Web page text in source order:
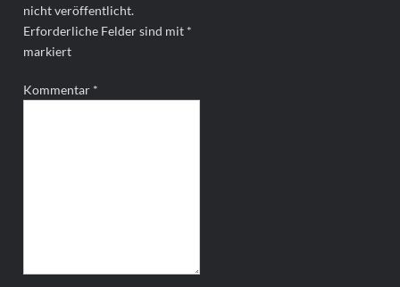
nicht veröffentlicht.
Erforderliche Felder sind mit *
markiert
Kommentar *